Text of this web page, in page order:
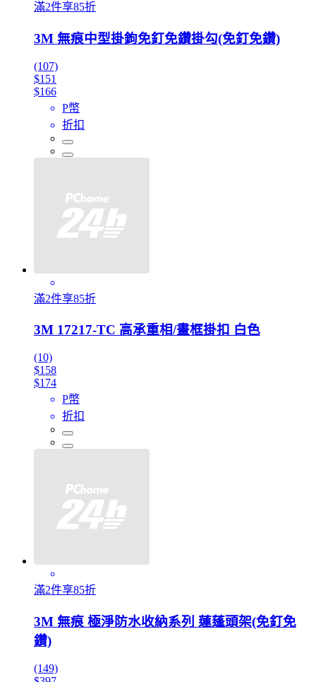
滿2件享85折
3M 無痕中型掛鉤免釘免鑽掛勾(免釘免鑽)
(107)
$151
$166
P幣
折扣
滿2件享85折
3M 17217-TC 高承重相/畫框掛扣 白色
(10)
$158
$174
P幣
折扣
滿2件享85折
3M 無痕 極淨防水收納系列 蓮蓬頭架(免釘免
鑽)
(149)